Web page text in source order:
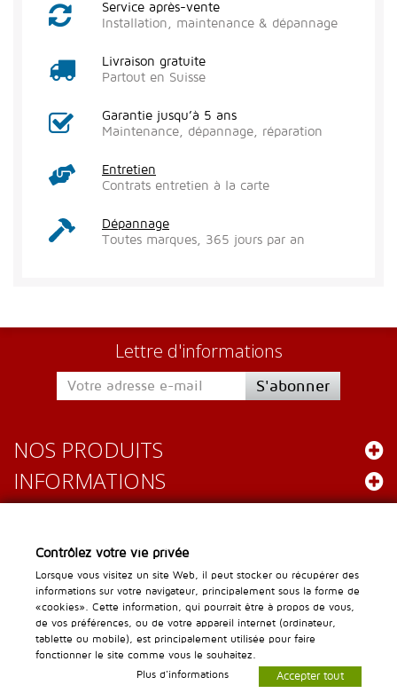
Service après-vente
Installation, maintenance & dépannage
Livraison gratuite
Partout en Suisse
Garantie jusqu’à 5 ans
Maintenance, dépannage, réparation
Entretien
Contrats entretien à la carte
Dépannage
Toutes marques, 365 jours par an
Lettre d'informations
S'abonner
NOS PRODUITS
INFORMATIONS
Leader Gastro
Chemin des Lentillières 16
1023 Crissier
info@leader-gastro.ch
Service clientèle :
Contrôlez votre vie privée
Lorsque vous visitez un site Web, il peut stocker ou récupérer des
informations sur votre navigateur, principalement sous la forme de
«cookies». Cette information, qui pourrait être à propos de vous,
de vos préférences, ou de votre appareil internet (ordinateur,
tablette ou mobile), est principalement utilisée pour faire
fonctionner le site comme vous le souhaitez.
Plus d'informations
Accepter tout